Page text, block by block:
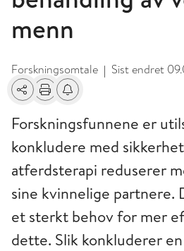
menn
Forskningsomtale | Sist endret
Del Skriv utFå varsel om endringer
Forskningsfunnene er
konkludere med
atferdsterapi reduserer
sine kvinnelige partnere.
et sterkt behov for mer
dette. Slik konkluderer